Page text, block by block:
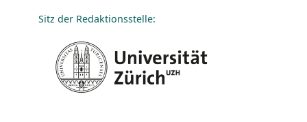
Sitz der Redaktionsstelle: